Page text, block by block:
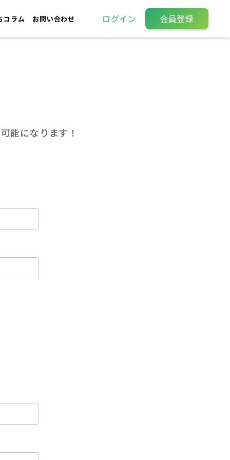
コラム お問い合わせ ログイン 会員登録
能になります！